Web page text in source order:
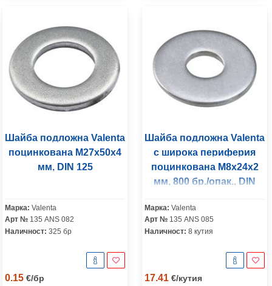
Шайба подложна Valenta
поцинкована M27x50x4
мм, DIN 125
Марка: Valenta
Арт № 135 ANS 082
Наличност: 325 бр
0.15 €/бр
Шайба подложна Valenta
с широка периферия
поцинкована M8x24x2
мм, 800 бр./опак., DIN
Марка: Valenta
Арт № 135 ANS 085
Наличност: 8 кутия
17.41 €/кутия